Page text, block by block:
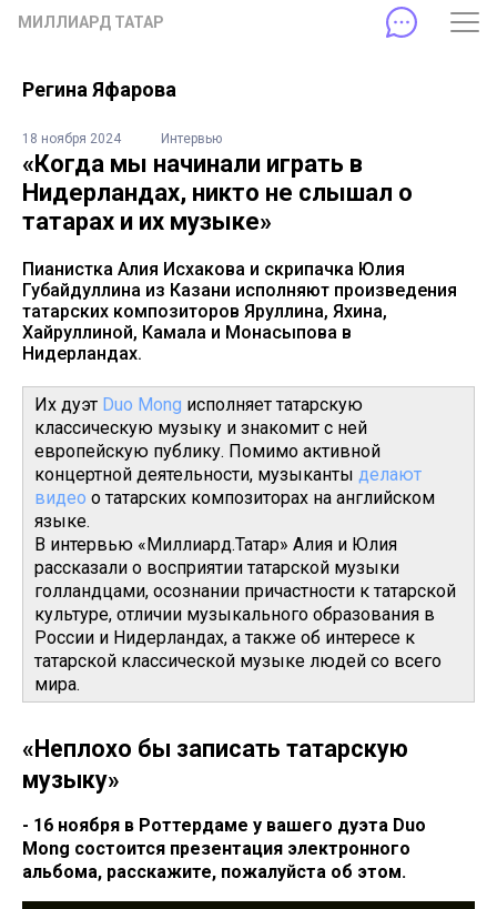
МИЛЛИАРД ТАТАР
Регина Яфарова
18 ноября 2024 Интервью
«Когда мы начинали играть в
Нидерландах, никто не слышал о
татарах и их музыке»
Пианистка Алия Исхакова и скрипачка Юлия
Губайдуллина из Казани исполняют произведения
татарских композиторов Яруллина, Яхина,
Хайруллиной, Камала и Монасыпова в
Нидерландах.
Их дуэт Duo Mong исполняет татарскую
классическую музыку и знакомит с ней
европейскую публику. Помимо активной
концертной деятельности, музыканты делают
видео о татарских композиторах на английском
языке.
В интервью «Миллиард.Татар» Алия и Юлия
рассказали о восприятии татарской музыки
голландцами, осознании причастности к татарской
культуре, отличии музыкального образования в
России и Нидерландах, а также об интересе к
татарской классической музыке людей со всего
мира.
«Неплохо бы записать татарскую
музыку»
- 16 ноября в Роттердаме у вашего дуэта Duo
Mong состоится презентация электронного
альбома, расскажите, пожалуйста об этом.